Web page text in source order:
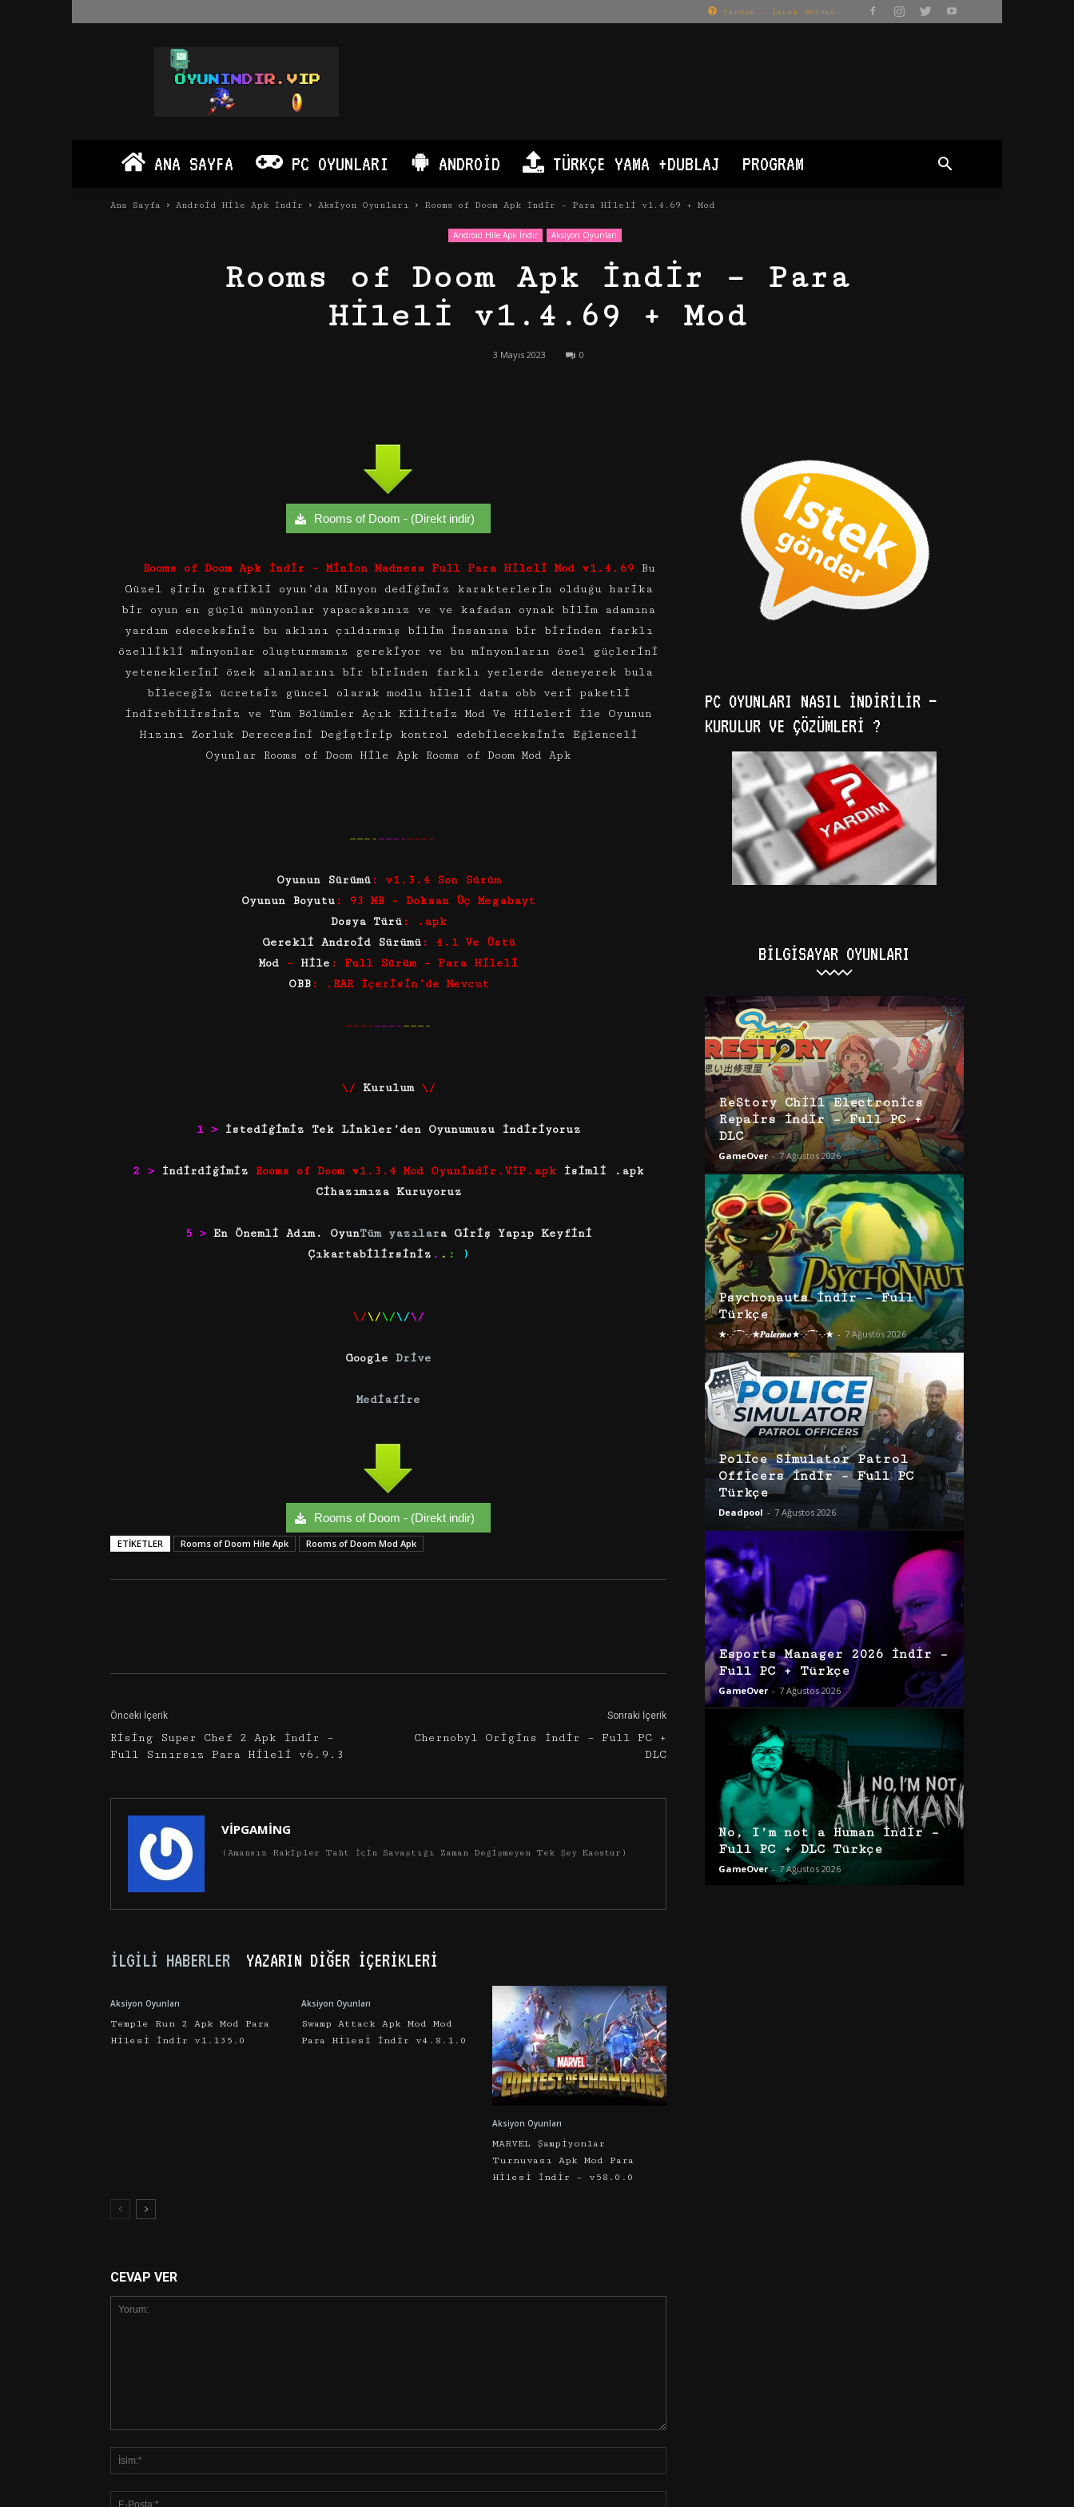
Yardım – İstek Bölümü
Oyun
İndir
PC
Android
ANA SAYFA PC OYUNLARI ANDROID TÜRKÇE YAMA +DUBLAJ PROGRAM
Ana Sayfa Android Hile Apk İndir Aksiyon Oyunları Rooms of Doom Apk İndir – Para Hileli v1.4.69 + Mod
Android Hile Apk İndir Aksiyon Oyunları
Rooms of Doom Apk İndir – Para
Hileli v1.4.69 + Mod
3 Mayıs 2023 0
Rooms of Doom - (Direkt indir)
Rooms of Doom Apk İndir – Minion Madness Full Para Hileli Mod v1.4.69 Bu
Güzel şirin grafikli oyun’da Minyon dediğimiz karakterlerin olduğu harika
bir oyun en güçlü münyonlar yapacaksınız ve ve kafadan oynak bilim adamına
yardım edeceksiniz bu aklını çıldırmış bilim insanına bir birinden farklı
özellikli minyonlar oluşturmamız gerekiyor ve bu minyonların özel güçlerini
yeteneklerini özek alanlarını bir birinden farklı yerlerde deneyerek bula
bileceğiz ücretsiz güncel olarak modlu hileli data obb veri paketli
indirebilirsiniz ve Tüm Bölümler Açık Kilitsiz Mod Ve Hileleri ile Oyunun
Hızını Zorluk Derecesini Değiştirip kontrol edebileceksiniz Eğlenceli
Oyunlar Rooms of Doom Hile Apk Rooms of Doom Mod Apk
———-———-———-
Oyunun Sürümü: v1.3.4 Son Sürüm
Oyunun Boyutu : 93 MB – Doksan Üç Megabayt
Dosya Türü: .apk
Gerekli Android Sürümü: 4.1 Ve Üstü
Mod – Hile : Full Sürüm – Para Hileli
OBB: .RAR İçerisin’de Mevcut
———-———-———-
\/ Kurulum \/
1 > İstediğimiz Tek Linkler’den Oyunumuzu İndiriyoruz
2 > İndirdiğimiz Rooms of Doom v1.3.4 Mod Oyunindir.VİP.apk
İsimli .apk
Cihazımıza Kuruyoruz
5 > En Önemli Adım. OyunTüm yazılara Giriş Yapıp Keyfini
Çıkartabilirsiniz . . : )
\/\/\/\/\/
Google Drive
Mediafire
Rooms of Doom - (Direkt indir)
ETIKETLER Rooms of Doom Hile Apk Rooms of Doom Mod Apk
Önceki İçerik
Rising Super Chef 2 Apk İndir –
Full Sınırsız Para Hileli v6.9.3
Sonraki İçerik
Chernobyl Origins İndir – Full PC +
DLC
VİPGAMİNG
(Amansız Rakipler Taht İçin Savaştığı Zaman Değişmeyen Tek Şey Kaostur)
İLGILI HABERLER YAZARIN DIĞER İÇERIKLERI
Aksiyon Oyunları
Temple Run 2 Apk Mod Para
Hilesi İndir v1.135.0
Aksiyon Oyunları
Swamp Attack Apk Mod Mod
Para Hilesi İndir v4.8.1.0
Aksiyon Oyunları
MARVEL Şampiyonlar
Turnuvası Apk Mod Para
Hilesi İndir – v58.0.0
CEVAP VER
PC OYUNLARI NASIL İNDIRILIR –
KURULUR VE ÇÖZÜMLERI ?
BILGISAYAR OYUNLARI
ReStory Chill Electronics
Repairs İndir – Full PC +
DLC
GameOver - 7 Ağustos 2026
Psychonauts İndir – Full
Türkçe
★·.·´¯`·.·★𝑷𝒂𝒍𝒆𝒓𝒎𝒐★·.·´¯`·.·★ - 7 Ağustos 2026
Police Simulator Patrol
Officers İndir – Full PC
Türkçe
Deadpool - 7 Ağustos 2026
Esports Manager 2026 İndir –
Full PC + Türkçe
GameOver - 7 Ağustos 2026
No, I’m not a Human İndir –
Full PC + DLC Türkçe
GameOver - 7 Ağustos 2026